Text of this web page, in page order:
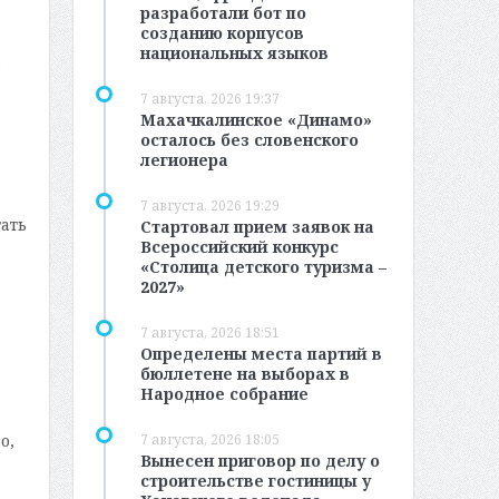
разработали бот по
созданию корпусов
национальных языков
7 августа, 2026 19:37
Махачкалинское «Динамо»
осталось без словенского
легионера
7 августа, 2026 19:29
Стартовал прием заявок на
Всероссийский конкурс
«Столица детского туризма –
2027»
7 августа, 2026 18:51
Определены места партий в
бюллетене на выборах в
Народное собрание
7 августа, 2026 18:05
Вынесен приговор по делу о
строительстве гостиницы у